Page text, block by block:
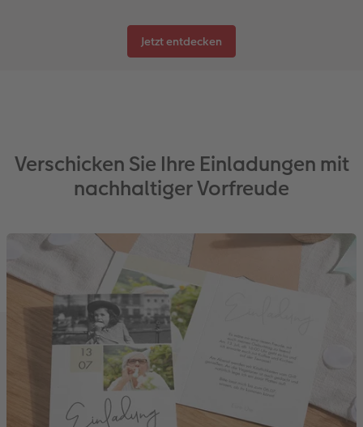
Jetzt entdecken
Verschicken Sie Ihre Einladungen mit
nachhaltiger Vorfreude